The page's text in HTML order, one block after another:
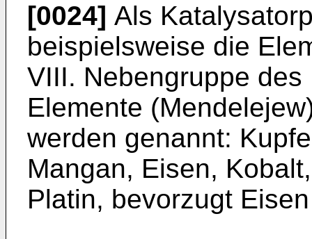
[0024] Als
beispielsweise die
VIII. Nebengruppe
Elemente
werden genannt:
Mangan, Eisen,
Platin, bevorzugt